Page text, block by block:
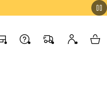
MagasinsContactez-nous
FAQ Mon My